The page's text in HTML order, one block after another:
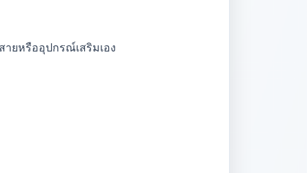
ยหรืออุปกรณ์เสริมเอง